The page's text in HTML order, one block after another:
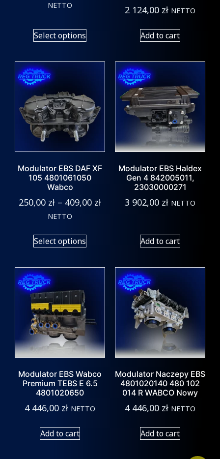
NETTO
Select options
2 124,00 zł NETTO
Add to cart
Modulator EBS DAF XF
105 4801061050
Wabco
250,00 zł – 409,00 zł
NETTO
Select options
Modulator EBS Haldex
Gen 4 842005011,
23030000271
3 902,00 zł NETTO
Add to cart
Modulator EBS Wabco
Premium TEBS E 6.5
4801020650
4 446,00 zł NETTO
Add to cart
Modulator Naczepy EBS
4801020140 480 102
014 R WABCO Nowy
4 446,00 zł NETTO
Add to cart